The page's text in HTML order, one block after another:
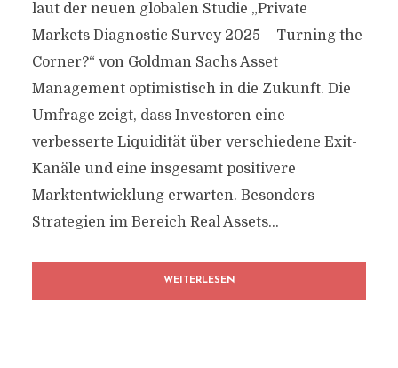
laut der neuen globalen Studie „Private
Markets Diagnostic Survey 2025 – Turning the
Corner?“ von Goldman Sachs Asset
Management optimistisch in die Zukunft. Die
Umfrage zeigt, dass Investoren eine
verbesserte Liquidität über verschiedene Exit-
Kanäle und eine insgesamt positivere
Marktentwicklung erwarten. Besonders
Strategien im Bereich Real Assets...
WEITERLESEN